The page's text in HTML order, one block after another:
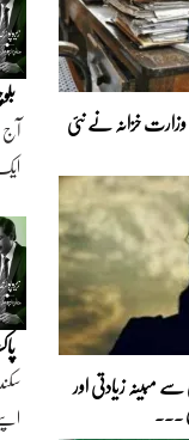
وزارت خزانہ نے نئی
مبینہ زیادتی اور
...